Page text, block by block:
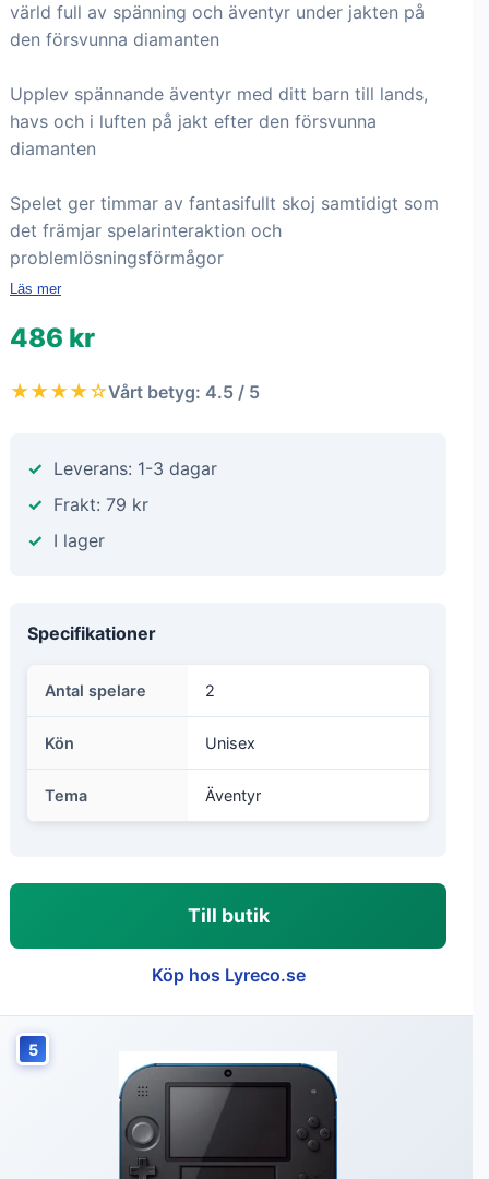
värld full av spänning och äventyr under jakten på
den försvunna diamanten
Upplev spännande äventyr med ditt barn till lands,
havs och i luften på jakt efter den försvunna
diamanten
Spelet ger timmar av fantasifullt skoj samtidigt som
det främjar spelarinteraktion och
problemlösningsförmågor
Läs mer
486 kr
★★★★☆Vårt betyg: 4.5 / 5
Leverans: 1-3 dagar
Frakt: 79 kr
I lager
Specifikationer
Antal spelare 2
Kön Unisex
Tema Äventyr
Till butik
Köp hos Lyreco.se
5